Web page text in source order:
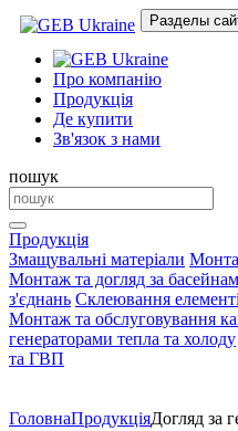
Разделы
Про компанію
Продукція
Де купити
Зв'язок з нами
пошук
Продукція
Змащувальні матеріали
Монтаж та догляд за
з'єднань Склеювання
Монтаж та обслуговування
генераторами тепла та холоду
та ГВП
ГоловнаПродукціяДогляд за